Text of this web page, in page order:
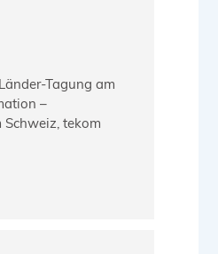
Tagung am
–
tekom